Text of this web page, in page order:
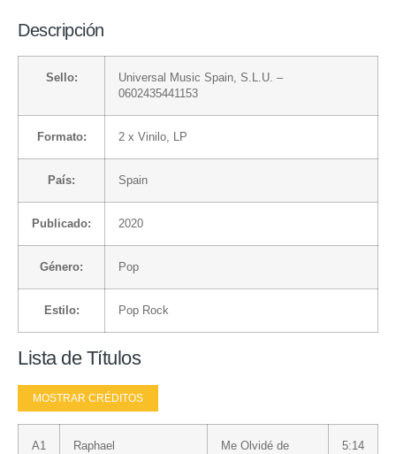
Descripción
Sello: Universal Music Spain, S.L.U. –
0602435441153
Formato: 2 x Vinilo , LP
País: Spain
Publicado: 2020
Género: Pop
Estilo: Pop Rock
Lista de Títulos
MOSTRAR CRÉDITOS
A1
Raphael
Me Olvidé de
5:14